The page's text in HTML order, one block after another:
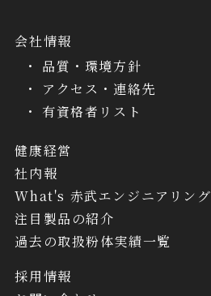
会社情報
品質・環境方針
アクセス・連絡先
有資格者リスト
健康経営
社内報
What's 赤武エンジニアリング
注目製品の紹介
過去の取扱粉体実績一覧
採用情報